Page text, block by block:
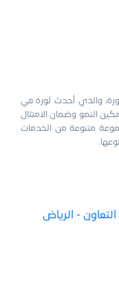
والذي أحدث ثورة في
النمو وضمان الامتثال
متنوعة من الخدمات
- الرياض